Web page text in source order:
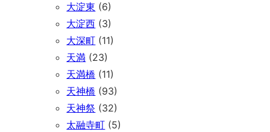
大淀東 (6)
大淀西 (3)
大深町 (11)
天満 (23)
天満橋 (11)
天神橋 (93)
天神祭 (32)
太融寺町 (5)